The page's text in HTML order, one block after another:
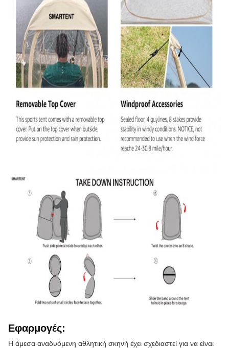
Εφαρμογές:
Η άμεσα αναδυόμενη αθλητική σκηνή έχει σχεδιαστεί για να είναι